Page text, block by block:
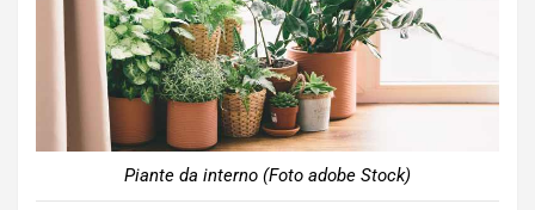
Piante da interno (Foto adobe Stock)